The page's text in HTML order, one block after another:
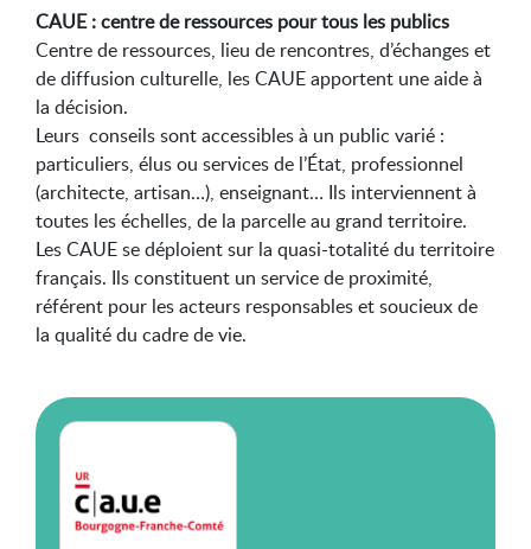
CAUE : centre de ressources pour tous les publics
Centre de ressources, lieu de rencontres, d’échanges et
de diffusion culturelle, les CAUE apportent une aide à
la décision.
Leurs conseils sont accessibles à un public varié :
particuliers, élus ou services de l’État, professionnel
(architecte, artisan…), enseignant… Ils interviennent à
toutes les échelles, de la parcelle au grand territoire.
Les CAUE se déploient sur la quasi-totalité du territoire
français. Ils constituent un service de proximité,
référent pour les acteurs responsables et soucieux de
la qualité du cadre de vie.